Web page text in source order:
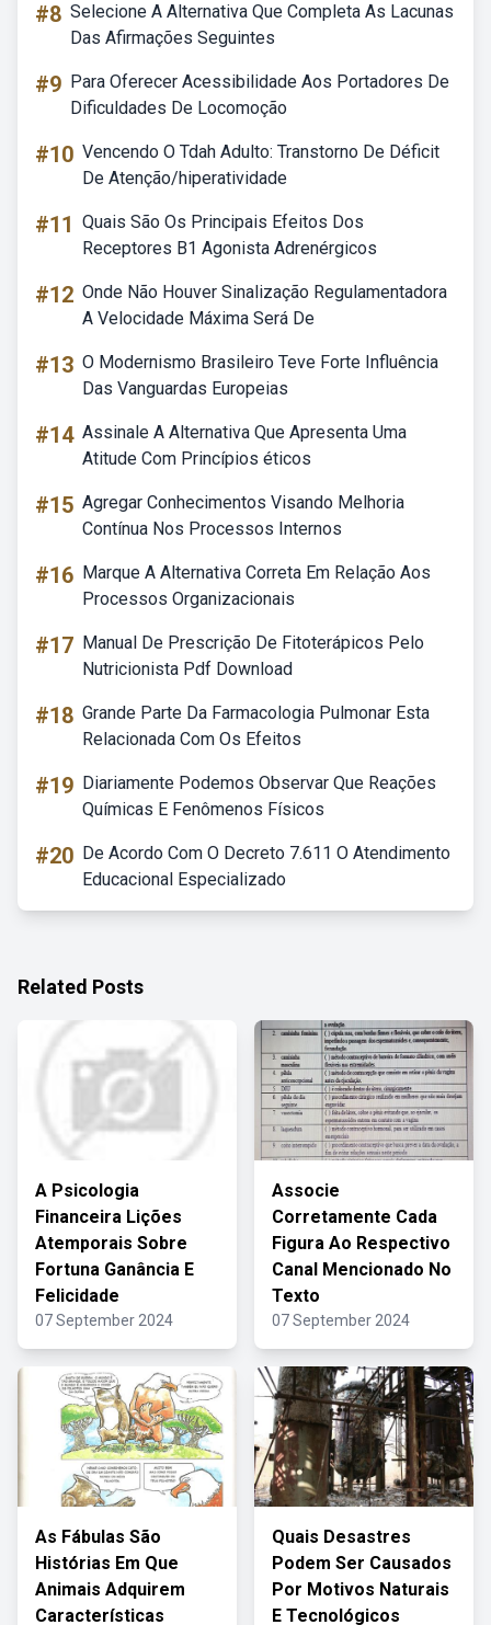
#8 Selecione A Alternativa Que Completa As Lacunas
Das Afirmações Seguintes
#9 Para Oferecer Acessibilidade Aos Portadores De
Dificuldades De Locomoção
#10 Vencendo O Tdah Adulto: Transtorno De Déficit
De Atenção/hiperatividade
#11 Quais São Os Principais Efeitos Dos
Receptores B1 Agonista Adrenérgicos
#12 Onde Não Houver Sinalização Regulamentadora
A Velocidade Máxima Será De
#13 O Modernismo Brasileiro Teve Forte Influência
Das Vanguardas Europeias
#14 Assinale A Alternativa Que Apresenta Uma
Atitude Com Princípios éticos
#15 Agregar Conhecimentos Visando Melhoria
Contínua Nos Processos Internos
#16 Marque A Alternativa Correta Em Relação Aos
Processos Organizacionais
#17 Manual De Prescrição De Fitoterápicos Pelo
Nutricionista Pdf Download
#18 Grande Parte Da Farmacologia Pulmonar Esta
Relacionada Com Os Efeitos
#19 Diariamente Podemos Observar Que Reações
Químicas E Fenômenos Físicos
#20 De Acordo Com O Decreto 7.611 O Atendimento
Educacional Especializado
Related Posts
A Psicologia
Financeira Lições
Atemporais Sobre
Fortuna Ganância E
Felicidade
07 September 2024
Associe
Corretamente Cada
Figura Ao Respectivo
Canal Mencionado No
Texto
07 September 2024
As Fábulas São
Histórias Em Que
Animais Adquirem
Características
Quais Desastres
Podem Ser Causados
Por Motivos Naturais
E Tecnológicos